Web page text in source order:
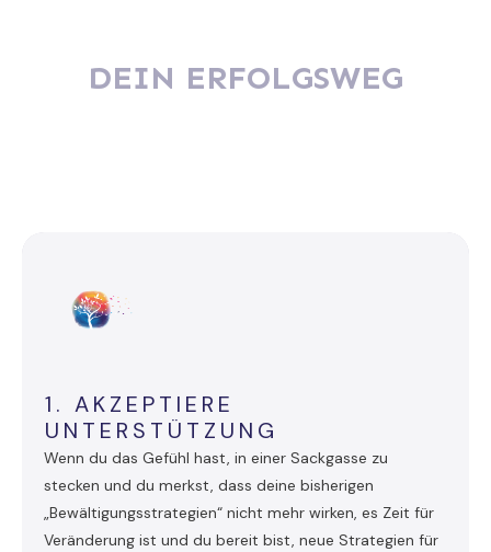
DEIN ERFOLGSWEG
1. AKZEPTIERE
UNTERSTÜTZUNG
Wenn du das Gefühl hast, in einer Sackgasse zu
stecken und du merkst, dass deine bisherigen
„Bewältigungsstrategien“ nicht mehr wirken, es Zeit für
Veränderung ist und du bereit bist, neue Strategien für